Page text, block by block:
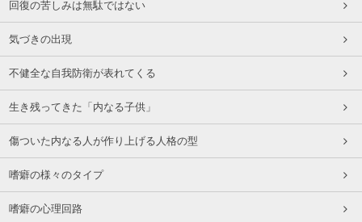
回復の苦しみは無駄ではない
気づきの出現
不健全な自我防衛が表れてくる
生き残ってきた「内なる子供」
傷ついた内なる人が作り上げる人格の型
嗜癖の様々のタイプ
嗜癖の心理回路